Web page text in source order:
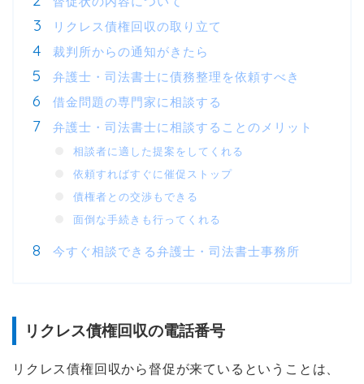
リクレス債権回収の取り立て
裁判所からの通知がきたら
弁護士・司法書士に債務整理を依頼すべき
借金問題の専門家に相談する
弁護士・司法書士に相談することのメリット
相談者に適した提案をしてくれる
依頼すればすぐに催促ストップ
債権者との交渉もできる
面倒な手続きも行ってくれる
今すぐ相談できる弁護士・司法書士事務所
リクレス債権回収の電話番号
リクレス債権回収から督促が来ているということは、